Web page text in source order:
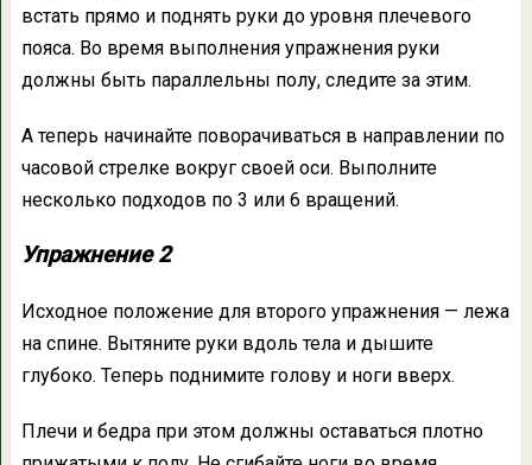
встать прямо и поднять руки до уровня плечевого
пояса. Во время выполнения упражнения руки
должны быть параллельны полу, следите за этим.
А теперь начинайте поворачиваться в направлении по
часовой стрелке вокруг своей оси. Выполните
несколько подходов по 3 или 6 вращений.
Упражнение 2
Исходное положение для второго упражнения — лежа
на спине. Вытяните руки вдоль тела и дышите
глубоко. Теперь поднимите голову и ноги вверх.
Плечи и бедра при этом должны оставаться плотно